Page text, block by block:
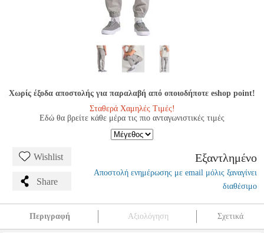
Χωρίς έξοδα αποστολής για παραλαβή από οποιοδήποτε eshop point!
Σταθερά Χαμηλές Τιμές!
Εδώ θα βρείτε κάθε μέρα τις πιο ανταγωνιστικές τιμές
Wishlist
Share
Εξαντλημένο
Αποστολή ενημέρωσης με email μόλις ξαναγίνει
διαθέσιμο
Περιγραφή Αξιολόγηση Σχετικά